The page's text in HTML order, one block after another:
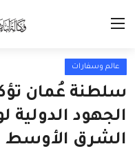
عالم وسفارات
سلطنة عُمان
الجهود الدولية
الشرق الأوسط